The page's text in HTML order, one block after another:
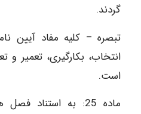
گردند.
تبصره – کلیه مفاد آیین
انتخاب،‌ بکارگیری، تعمیر و
است.
ماده‌ 25: به استناد